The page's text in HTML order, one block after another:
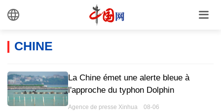
CHINE
La Chine émet une alerte bleue à
l'approche du typhon Dolphin
Agence de presse Xinhua 08-06